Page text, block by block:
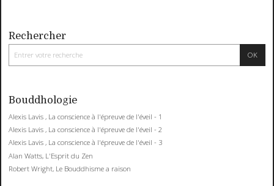
Rechercher
Bouddhologie
Alexis Lavis , La conscience à l'épreuve de l'éveil - 1
Alexis Lavis , La conscience à l'épreuve de l'éveil - 2
Alexis Lavis , La conscience à l'épreuve de l'éveil - 3
Alan Watts, L'Esprit du Zen
Robert Wright, Le Bouddhisme a raison